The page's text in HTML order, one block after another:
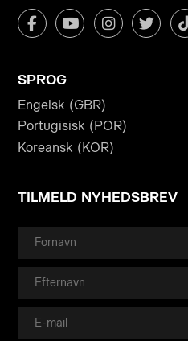
SPROG
Engelsk (GBR)
Portugisisk (POR)
Koreansk (KOR)
TILMELD NYHEDSBREV